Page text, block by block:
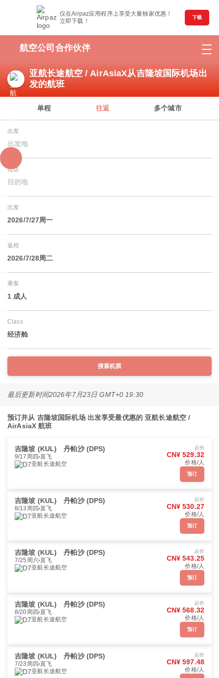
仅在Airpaz应用程序上享受大量独家优惠！
立即下载！
下载
航空公司合作伙伴
亚航长途航空 / AirAsiaX从吉隆坡国际机场出
发的航班
单程 往返 多个城市
出发
出发地
抵达
目的地
出发
2026/7/27周一
返程
2026/7/28周二
乘客
1 成人
Class
经济舱
搜索机票
最后更新时间2026年7月23日 GMT+0 19:30
预订并从 吉隆坡国际机场 出发享受最优惠的 亚航长途航空 /
AirAsiaX 航班
吉隆坡 (KUL) 丹帕沙 (DPS)
9/17周四 直飞
亚航长途航空
起价
CN¥ 529.32
价格/人
预订
吉隆坡 (KUL) 丹帕沙 (DPS)
8/13周四 直飞
亚航长途航空
起价
CN¥ 530.27
价格/人
预订
吉隆坡 (KUL) 丹帕沙 (DPS)
7/25周六 直飞
亚航长途航空
起价
CN¥ 543.25
价格/人
预订
吉隆坡 (KUL) 丹帕沙 (DPS)
8/20周四 直飞
亚航长途航空
起价
CN¥ 568.32
价格/人
预订
吉隆坡 (KUL) 丹帕沙 (DPS)
7/23周四 直飞
亚航长途航空
起价
CN¥ 597.48
价格/人